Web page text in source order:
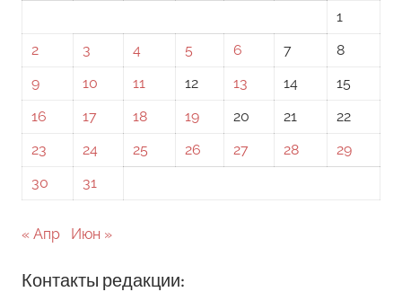
1
2
3 4 5 6 7
8
9
10 11 12 13 14
15
16
17 18 19 20 21
22
23
24 25 26 27 28
29
30
31
« Апр Июн »
Контакты редакции: